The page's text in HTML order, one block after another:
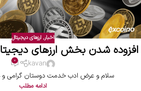
اخبار,ارزهای دیجیتال
افزوده شدن بخش ارزهای
kavan
0
سلام و عرض ادب خدمت دوستان گرامی و
ادامه مطلب